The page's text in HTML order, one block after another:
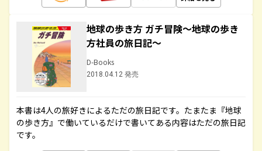
地球の歩き方 ガチ冒険～地球の歩き
方社員の旅日記～
D-Books
2018.04.12 発売
本書は4人の旅好きによるただの旅日記です。たまたま『地球
の歩き方』で働いているだけで書いてある内容はただの旅日記
です。